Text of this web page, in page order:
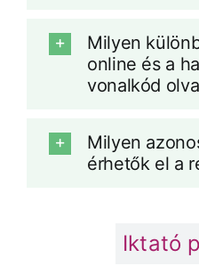
Milyen
online és a
vonalkód
Milyen
érhetők el a
Iktató